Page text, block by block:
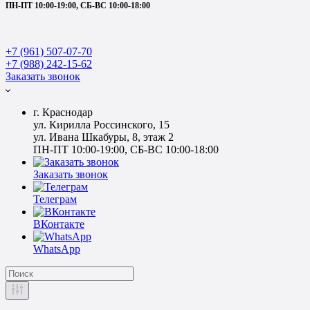
ПН-ПТ 10:00-19:00, СБ-ВС 10:00-18:00
+7 (961) 507-07-70
+7 (988) 242-15-62
Заказать звонок
г. Краснодар
ул. Кирилла Россинского, 15
ул. Ивана Шкабуры, 8, этаж 2
ПН-ПТ 10:00-19:00, СБ-ВС 10:00-18:00
Заказать звонок
Телеграм
ВКонтакте
WhatsApp